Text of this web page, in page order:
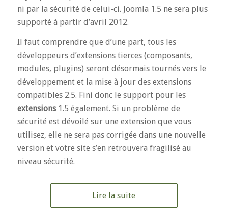
ni par la sécurité de celui-ci. Joomla 1.5 ne sera plus
supporté à partir d’avril 2012.
Il faut comprendre que d’une part, tous les
développeurs d’extensions tierces (composants,
modules, plugins) seront désormais tournés vers le
développement et la mise à jour des extensions
compatibles 2.5. Fini donc le support pour les
extensions1.5 également. Si un problème de
sécurité est dévoilé sur une extension que vous
utilisez, elle ne sera pas corrigée dans une nouvelle
version et votre site s’en retrouvera fragilisé au
niveau sécurité.
Lire la suite